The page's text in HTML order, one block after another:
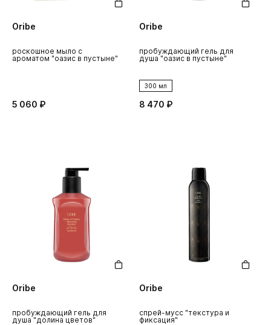
Oribe
роскошное мыло с
ароматом "оазис в пустыне"
5 060 ₽
Oribe
пробуждающий гель для
душа "оазис в пустыне"
300 мл
8 470 ₽
Oribe
пробуждающий гель для
душа "долина цветов"
Oribe
спрей-мусс "текстура и
фиксация"